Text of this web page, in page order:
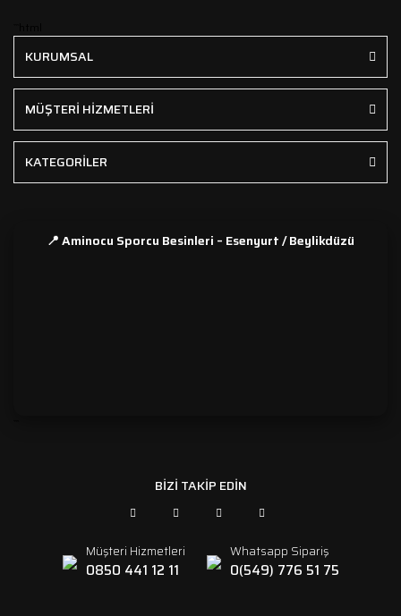
KURUMSAL
MÜŞTERİ HİZMETLERİ
KATEGORİLER
📍 Aminocu Sporcu Besinleri – Esenyurt / Beylikdüzü
BİZİ TAKİP EDİN
Müşteri Hizmetleri
0850 441 12 11
Whatsapp Sipariş
0(549) 776 51 75